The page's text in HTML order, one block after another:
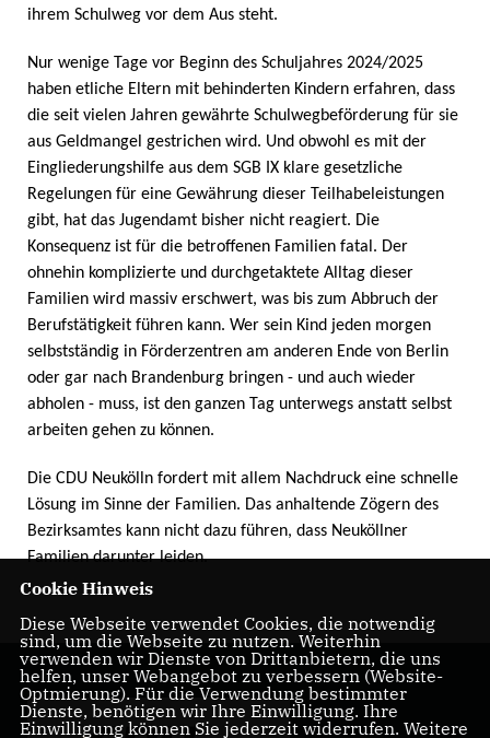
ihrem Schulweg vor dem Aus steht.
Nur wenige Tage vor Beginn des Schuljahres 2024/2025
haben etliche Eltern mit behinderten Kindern erfahren, dass
die seit vielen Jahren gewährte Schulwegbeförderung für sie
aus Geldmangel gestrichen wird. Und obwohl es mit der
Eingliederungshilfe aus dem SGB IX klare gesetzliche
Regelungen für eine Gewährung dieser Teilhabeleistungen
gibt, hat das Jugendamt bisher nicht reagiert. Die
Konsequenz ist für die betroffenen Familien fatal. Der
ohnehin komplizierte und durchgetaktete Alltag dieser
Familien wird massiv erschwert, was bis zum Abbruch der
Berufstätigkeit führen kann. Wer sein Kind jeden morgen
selbstständig in Förderzentren am anderen Ende von Berlin
oder gar nach Brandenburg bringen - und auch wieder
abholen - muss, ist den ganzen Tag unterwegs anstatt selbst
arbeiten gehen zu können.
Die CDU Neukölln fordert mit allem Nachdruck eine schnelle
Lösung im Sinne der Familien. Das anhaltende Zögern des
Bezirksamtes kann nicht dazu führen, dass Neuköllner
Familien darunter leiden.
Cookie Hinweis
Diese Webseite verwendet Cookies, die notwendig
sind, um die Webseite zu nutzen. Weiterhin
verwenden wir Dienste von Drittanbietern, die uns
helfen, unser Webangebot zu verbessern (Website-
Optmierung). Für die Verwendung bestimmter
Dienste, benötigen wir Ihre Einwilligung. Ihre
Einwilligung können Sie jederzeit widerrufen. Weitere